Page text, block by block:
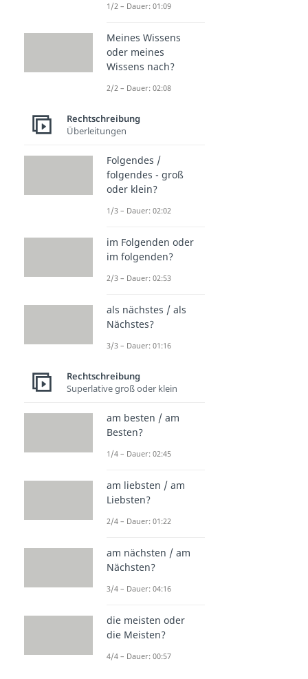
1/2 – Dauer: 01:09
Meines Wissens
oder meines
Wissens nach?
2/2 – Dauer: 02:08
Rechtschreibung
Überleitungen
Folgendes /
folgendes - groß
oder klein?
1/3 – Dauer: 02:02
im Folgenden oder
im folgenden?
2/3 – Dauer: 02:53
als nächstes / als
Nächstes?
3/3 – Dauer: 01:16
Rechtschreibung
Superlative groß oder klein
am besten / am
Besten?
1/4 – Dauer: 02:45
am liebsten / am
Liebsten?
2/4 – Dauer: 01:22
am nächsten / am
Nächsten?
3/4 – Dauer: 04:16
die meisten oder
die Meisten?
4/4 – Dauer: 00:57